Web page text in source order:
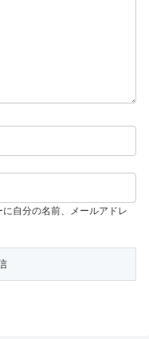
自分の名前、メールアドレ